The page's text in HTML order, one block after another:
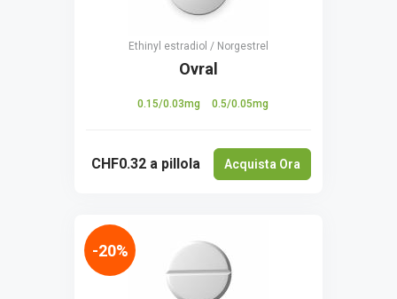
Ethinyl estradiol / Norgestrel
Ovral
0.15/0.03mg 0.5/0.05mg
CHF0.32 a pillola Acquista Ora
-20%